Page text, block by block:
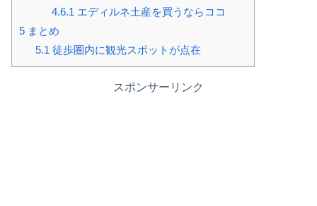
4.6.1 エディルネ土産を買うならココ
5 まとめ
5.1 徒歩圏内に観光スポットが点在
スポンサーリンク